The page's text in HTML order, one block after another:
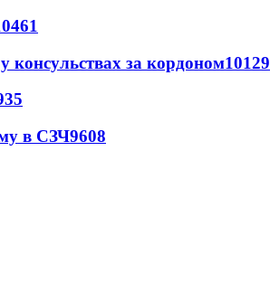
консульствах за кордоном10129
в СЗЧ9608